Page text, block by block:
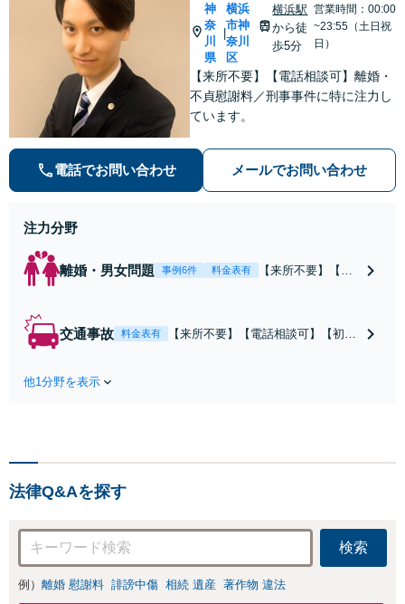
神
奈
川
県
横浜
市神
奈川
区
横浜駅
から徒
歩5分
営業時間：00:00
~23:55（土日祝
日）
【来所不要】【電話相談可】離婚・
不貞慰謝料／刑事事件に特に注力し
ています。
電話でお問い合わせ メールでお問い合わせ
注力分野
離婚・男女問題 事例6件 料金表有
【来所不要】【電
争点を整理し、見
交通事故 料金表有
【来所不要】【電話相談可】【初回
他1分野を表示
法律Q&Aを探す
検索
例） 離婚 慰謝料 誹謗中傷 相続 遺産 著作物 違法